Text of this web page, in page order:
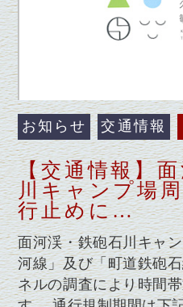
お知らせ 交通情報
【交通情報】
川キャンプ場
行止めに…
面河渓・鉄砲石川キャ
河線」及び「町道鉄砲
ネルの調査により時間